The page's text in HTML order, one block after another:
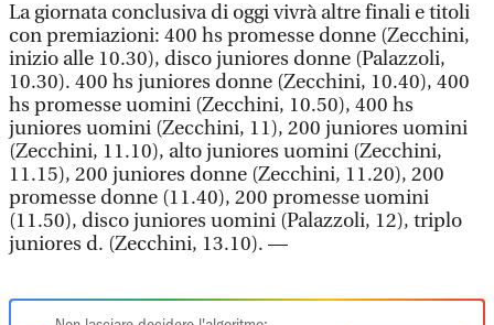
La giornata conclusiva di oggi vivrà altre finali e titoli
con premiazioni: 400 hs promesse donne (Zecchini,
inizio alle 10.30), disco juniores donne (Palazzoli,
10.30). 400 hs juniores donne (Zecchini, 10.40), 400
hs promesse uomini (Zecchini, 10.50), 400 hs
juniores uomini (Zecchini, 11), 200 juniores uomini
(Zecchini, 11.10), alto juniores uomini (Zecchini,
11.15), 200 juniores donne (Zecchini, 11.20), 200
promesse donne (11.40), 200 promesse uomini
(11.50), disco juniores uomini (Palazzoli, 12), triplo
juniores d. (Zecchini, 13.10). —